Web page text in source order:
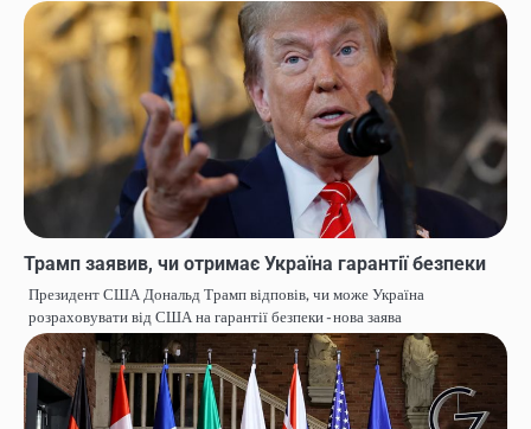
Трамп заявив, чи отримає Україна гарантії безпеки
Президент США Дональд Трамп відповів, чи може Україна
розраховувати від США на гарантії безпеки - нова заява